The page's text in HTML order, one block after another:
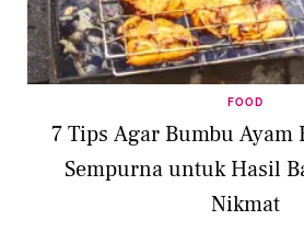
FOOD
7 Tips Agar Bumbu Ayam
Sempurna untuk Hasil
Nikmat